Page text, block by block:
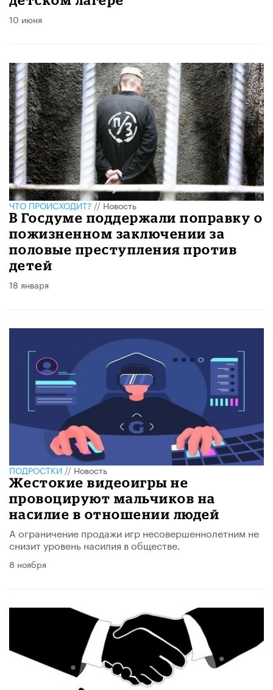
10 июня
ЧТО ПРОИСХОДИТ?//Новость
В Госдуме поддержали поправку о
пожизненном заключении за
половые преступления против
детей
18 января
ПОДРОСТКИ//Новость
Жестокие видеоигры не
провоцируют мальчиков на
насилие в отношении людей
А ограничение продажи игр несовершеннолетним не
снизит уровень насилия в обществе.
8 ноября